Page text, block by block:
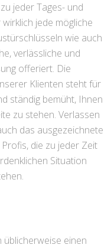
jeder Tages- und
jede mögliche
wie auch
verlässliche und
offeriert. Die
Klienten steht für
ständig bemüht, Ihnen
zu stehen. Verlassen
das ausgezeichnete
die zu jeder Zeit
Situation
einen